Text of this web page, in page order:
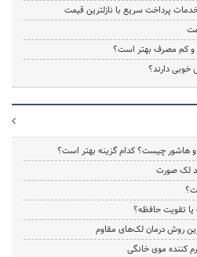
پرداخت سریع با نازلترین قیمت
و کم مصرف بهتر است؟
دارند؟
و هاشور چیست؟ کدام گزینه بهتر است؟
تقویت حافظه؟
روش درمان لک‌های مقاوم
کننده موی خانگی